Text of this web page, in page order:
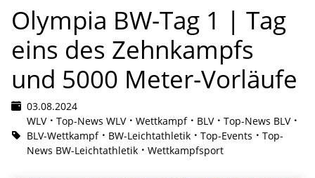
Olympia BW-Tag 1 | Tag
eins des Zehnkampfs
und 5000 Meter-Vorläufe
03.08.2024
WLV
Top-News WLV Wettkampf BLV
Top-News BLV
BLV-Wettkampf
BW-Leichtathletik Top-Events
Top-
News BW-Leichtathletik
Wettkampfsport